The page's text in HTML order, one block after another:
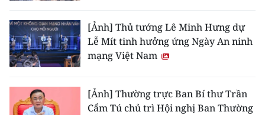
[Ảnh] Thủ tướng Lê Minh Hưng dự
Lễ Mít tinh hưởng ứng Ngày An ninh
mạng Việt Nam
[Ảnh] Thường trực Ban Bí thư Trần
Cẩm Tú chủ trì Hội nghị Ban Thường